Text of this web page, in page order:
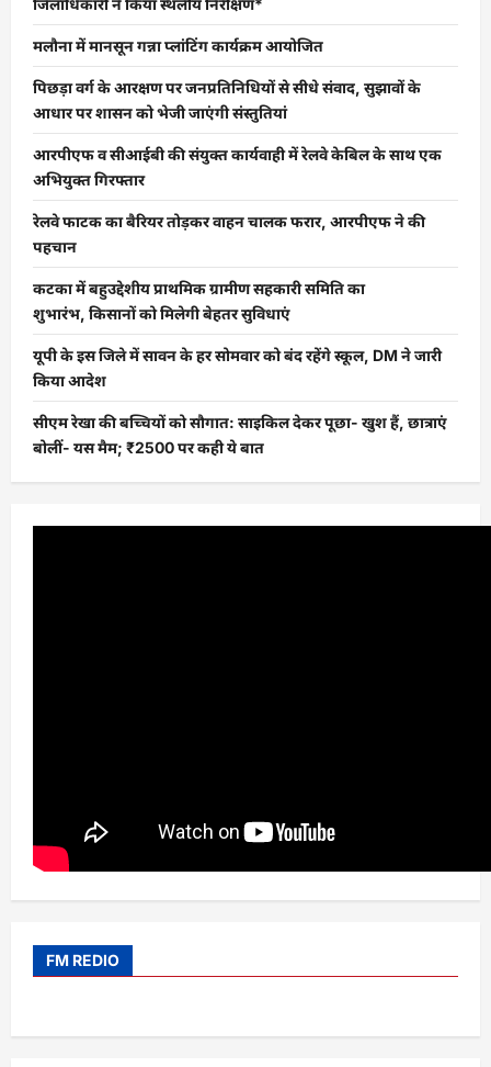
मलौना में मानसून गन्ना प्लांटिंग कार्यक्रम आयोजित
पिछड़ा वर्ग के आरक्षण पर जनप्रतिनिधियों से सीधे संवाद, सुझावों के
आधार पर शासन को भेजी जाएंगी संस्तुतियां
आरपीएफ व सीआईबी की संयुक्त कार्यवाही में रेलवे केबिल के साथ एक
अभियुक्त गिरफ्तार
रेलवे फाटक का बैरियर तोड़कर वाहन चालक फरार, आरपीएफ ने की
पहचान
कटका में बहुउद्देशीय प्राथमिक ग्रामीण सहकारी समिति का
शुभारंभ, किसानों को मिलेगी बेहतर सुविधाएं
यूपी के इस जिले में सावन के हर सोमवार को बंद रहेंगे स्कूल, DM ने जारी
किया आदेश
सीएम रेखा की बच्चियों को सौगात: साइकिल देकर पूछा- खुश हैं, छात्राएं
बोलीं- यस मैम; ₹2500 पर कही ये बात
FM REDIO